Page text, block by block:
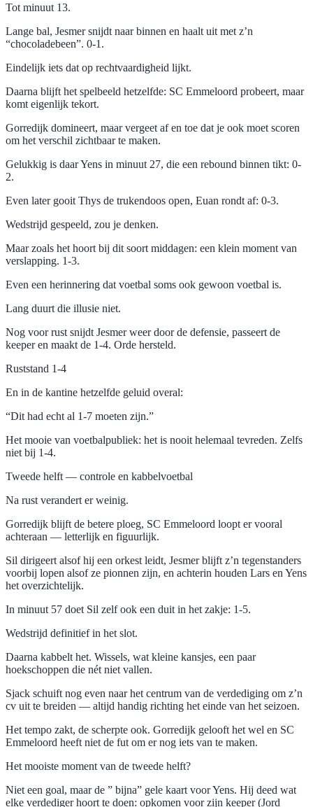
Tot minuut 13.
Lange bal, Jesmer snijdt naar binnen en haalt uit met z’n
“chocoladebeen”. 0-1.
Eindelijk iets dat op rechtvaardigheid lijkt.
Daarna blijft het spelbeeld hetzelfde: SC Emmeloord probeert, maar
komt eigenlijk tekort.
Gorredijk domineert, maar vergeet af en toe dat je ook moet scoren
om het verschil zichtbaar te maken.
Gelukkig is daar Yens in minuut 27, die een rebound binnen tikt: 0-
2.
Even later gooit Thys de trukendoos open, Euan rondt af: 0-3.
Wedstrijd gespeeld, zou je denken.
Maar zoals het hoort bij dit soort middagen: een klein moment van
verslapping. 1-3.
Even een herinnering dat voetbal soms ook gewoon voetbal is.
Lang duurt die illusie niet.
Nog voor rust snijdt Jesmer weer door de defensie, passeert de
keeper en maakt de 1-4. Orde hersteld.
Ruststand 1-4
En in de kantine hetzelfde geluid overal:
“Dit had echt al 1-7 moeten zijn.”
Het mooie van voetbalpubliek: het is nooit helemaal tevreden. Zelfs
niet bij 1-4.
Tweede helft — controle en kabbelvoetbal
Na rust verandert er weinig.
Gorredijk blijft de betere ploeg, SC Emmeloord loopt er vooral
achteraan — letterlijk en figuurlijk.
Sil dirigeert alsof hij een orkest leidt, Jesmer blijft z’n tegenstanders
voorbij lopen alsof ze pionnen zijn, en achterin houden Lars en Yens
het overzichtelijk.
In minuut 57 doet Sil zelf ook een duit in het zakje: 1-5.
Wedstrijd definitief in het slot.
Daarna kabbelt het. Wissels, wat kleine kansjes, een paar
hoekschoppen die nét niet vallen.
Sjack schuift nog even naar het centrum van de verdediging om z’n
cv uit te breiden — altijd handig richting het einde van het seizoen.
Het tempo zakt, de scherpte ook. Gorredijk gelooft het wel en SC
Emmeloord heeft niet de fut om er nog iets van te maken.
Het mooiste moment van de tweede helft?
Niet een goal, maar de ” bijna” gele kaart voor Yens. Hij deed wat
elke verdediger hoort te doen: opkomen voor zijn keeper (Jord